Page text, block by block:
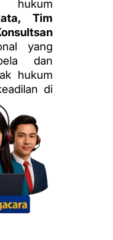
hukum
Tim
yang
dan
hukum
di